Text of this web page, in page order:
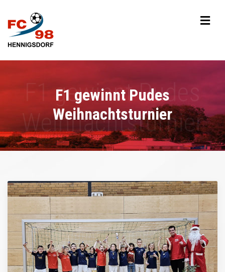
F1 gewinnt Pudes
Weihnachtsturnier